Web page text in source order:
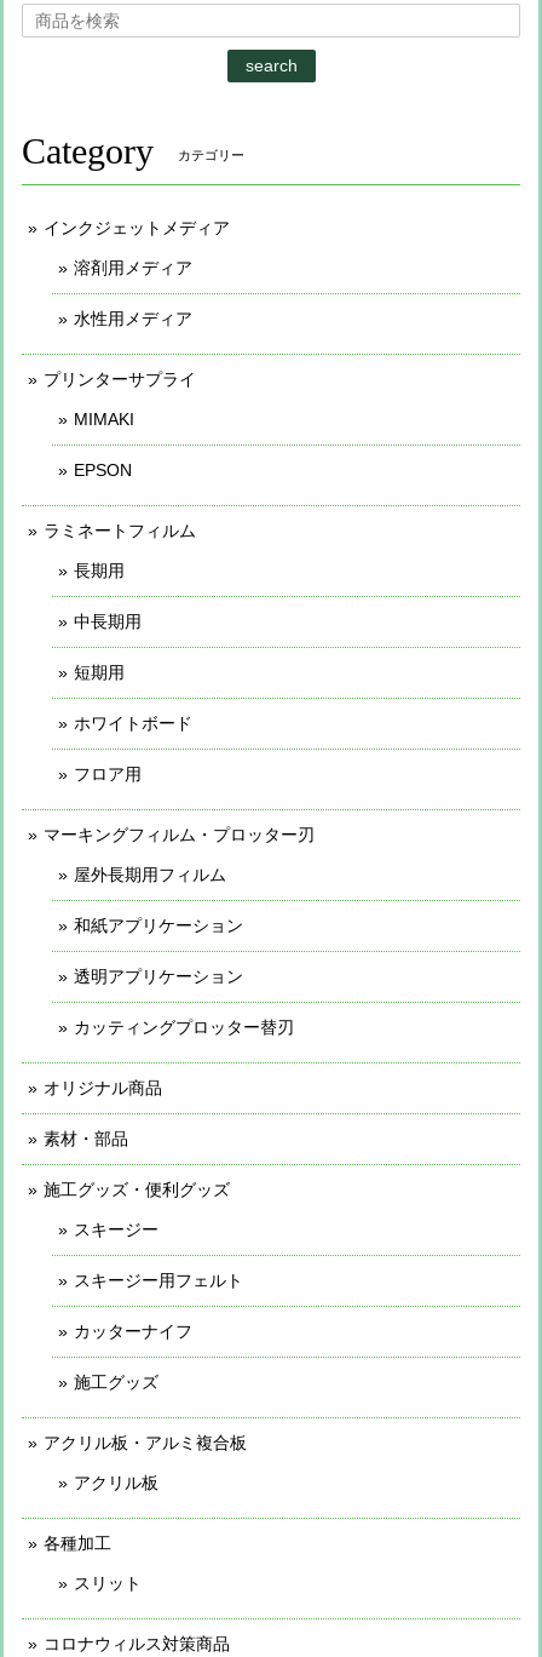
search
Category カテゴリー
インクジェットメディア
溶剤用メディア
水性用メディア
プリンターサプライ
MIMAKI
EPSON
ラミネートフィルム
長期用
中長期用
短期用
ホワイトボード
フロア用
マーキングフィルム・プロッター刃
屋外長期用フィルム
和紙アプリケーション
透明アプリケーション
カッティングプロッター替刃
オリジナル商品
素材・部品
施工グッズ・便利グッズ
スキージー
スキージー用フェルト
カッターナイフ
施工グッズ
アクリル板・アルミ複合板
アクリル板
各種加工
スリット
コロナウィルス対策商品